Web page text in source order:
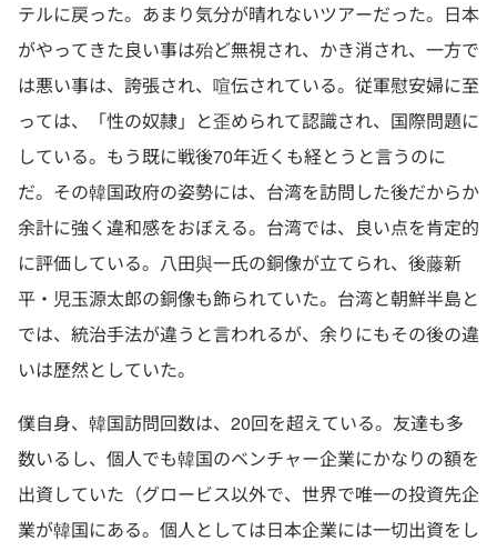
テルに戻った。あまり気分が晴れないツアーだった。日本
がやってきた良い事は殆ど無視され、かき消され、一方で
は悪い事は、誇張され、喧伝されている。従軍慰安婦に至
っては、「性の奴隷」と歪められて認識され、国際問題に
している。もう既に戦後70年近くも経とうと言うのに
だ。その韓国政府の姿勢には、台湾を訪問した後だからか
余計に強く違和感をおぼえる。台湾では、良い点を肯定的
に評価している。八田與一氏の銅像が立てられ、後藤新
平・児玉源太郎の銅像も飾られていた。台湾と朝鮮半島と
では、統治手法が違うと言われるが、余りにもその後の違
いは歴然としていた。
僕自身、韓国訪問回数は、20回を超えている。友達も多
数いるし、個人でも韓国のベンチャー企業にかなりの額を
出資していた（グロービス以外で、世界で唯一の投資先企
業が韓国にある。個人としては日本企業には一切出資をし